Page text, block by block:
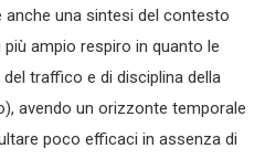
una sintesi del contesto
ampio respiro in quanto le
traffico e di disciplina della
avendo un orizzonte temporale
poco efficaci in assenza di